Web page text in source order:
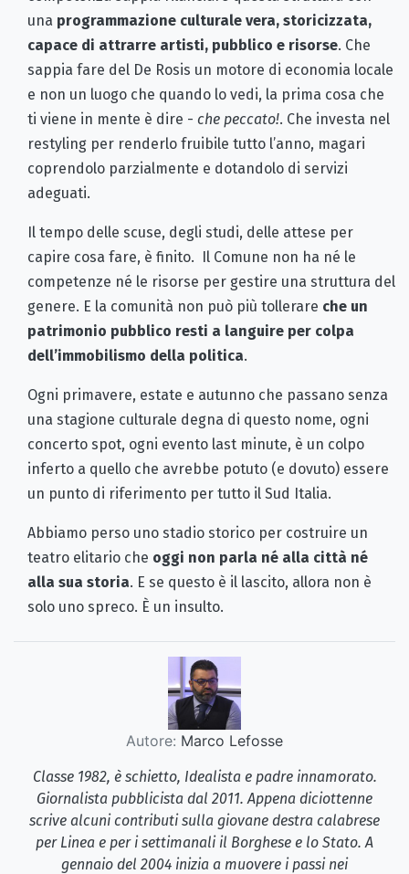
una programmazione culturale vera, storicizzata,
capace di attrarre artisti, pubblico e risorse. Che
sappia fare del De Rosis un motore di economia locale
e non un luogo che quando lo vedi, la prima cosa che
ti viene in mente è dire - che peccato!. Che investa nel
restyling per renderlo fruibile tutto l’anno, magari
coprendolo parzialmente e dotandolo di servizi
adeguati.
Il tempo delle scuse, degli studi, delle attese per
capire cosa fare, è finito. Il Comune non ha né le
competenze né le risorse per gestire una struttura del
genere. E la comunità non può più tollerare che un
patrimonio pubblico resti a languire per colpa
dell’immobilismo della politica.
Ogni primavere, estate e autunno che passano senza
una stagione culturale degna di questo nome, ogni
concerto spot, ogni evento last minute, è un colpo
inferto a quello che avrebbe potuto (e dovuto) essere
un punto di riferimento per tutto il Sud Italia.
Abbiamo perso uno stadio storico per costruire un
teatro elitario che oggi non parla né alla città né
alla sua storia. E se questo è il lascito, allora non è
solo uno spreco. È un insulto.
Autore: Marco Lefosse
Classe 1982, è schietto, Idealista e padre innamorato.
Giornalista pubblicista dal 2011. Appena diciottenne
scrive alcuni contributi sulla giovane destra calabrese
per Linea e per i settimanali il Borghese e lo Stato. A
gennaio del 2004 inizia a muovere i passi nei